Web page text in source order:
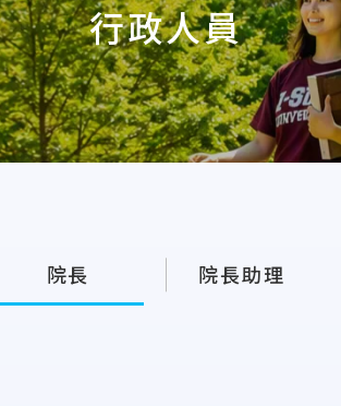
行政人員
院長 院長助理